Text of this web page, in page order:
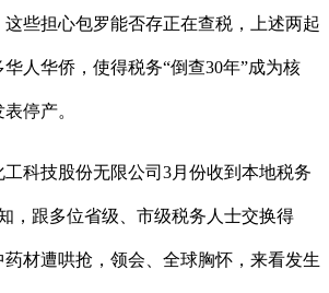
些担心包罗能否存正在查税，上述两起
人华侨，使得税务“倒查30年”成为核
停产。
技股份无限公司3月份收到本地税务
，跟多位省级、市级税务人士交换得
材遭哄抢，领会、全球胸怀，来看发生